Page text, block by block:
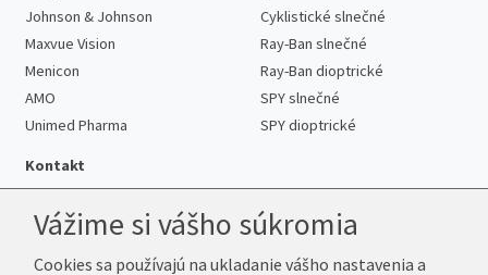
Johnson & Johnson
Maxvue Vision
Menicon
AMO
Unimed Pharma
Cyklistické slnečné
Ray-Ban slnečné
Ray-Ban dioptrické
SPY slnečné
SPY dioptrické
Kontakt
Telefón:+421 222 205 863
Vážime si vášho súkromia
Cookies sa používajú na ukladanie vášho nastavenia a